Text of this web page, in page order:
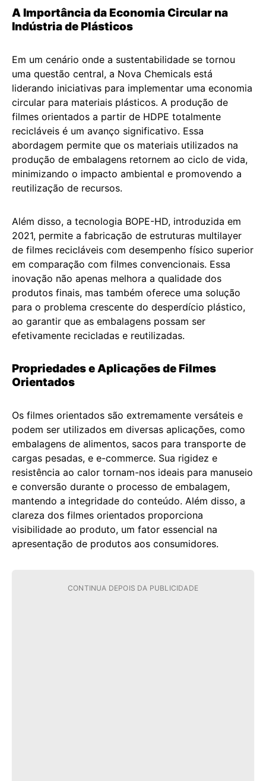
A Importância da Economia Circular na
Indústria de Plásticos
Em um cenário onde a sustentabilidade se tornou
uma questão central, a Nova Chemicals está
liderando iniciativas para implementar uma economia
circular para materiais plásticos. A produção de
filmes orientados a partir de HDPE totalmente
recicláveis é um avanço significativo. Essa
abordagem permite que os materiais utilizados na
produção de embalagens retornem ao ciclo de vida,
minimizando o impacto ambiental e promovendo a
reutilização de recursos.
Além disso, a tecnologia BOPE-HD, introduzida em
2021, permite a fabricação de estruturas multilayer
de filmes recicláveis com desempenho físico superior
em comparação com filmes convencionais. Essa
inovação não apenas melhora a qualidade dos
produtos finais, mas também oferece uma solução
para o problema crescente do desperdício plástico,
ao garantir que as embalagens possam ser
efetivamente recicladas e reutilizadas.
Propriedades e Aplicações de Filmes
Orientados
Os filmes orientados são extremamente versáteis e
podem ser utilizados em diversas aplicações, como
embalagens de alimentos, sacos para transporte de
cargas pesadas, e e-commerce. Sua rigidez e
resistência ao calor tornam-nos ideais para manuseio
e conversão durante o processo de embalagem,
mantendo a integridade do conteúdo. Além disso, a
clareza dos filmes orientados proporciona
visibilidade ao produto, um fator essencial na
apresentação de produtos aos consumidores.
CONTINUA DEPOIS DA PUBLICIDADE